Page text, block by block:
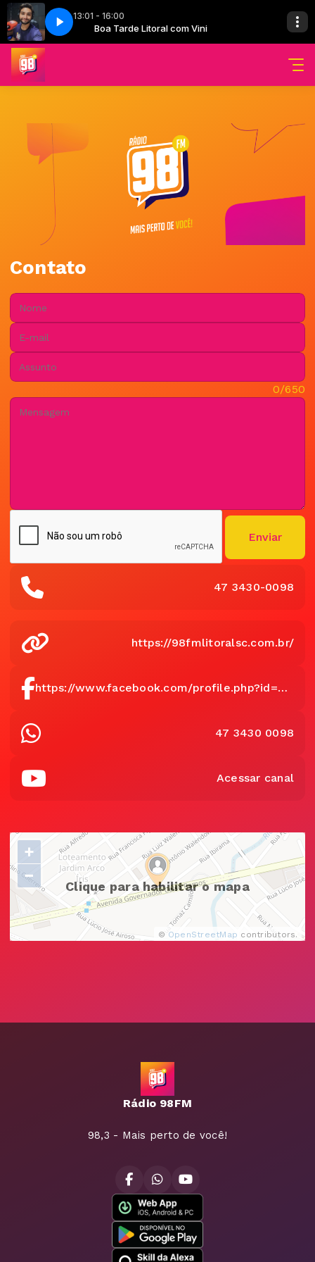
13:01 - 16:00
Boa Tarde Litoral com Vini
Contato
Nome:
E-mail:
Assunto:
0/650
Enviar
47 3430-0098
https://98fmlitoralsc.com.br/
https://www.facebook.com/profile.php?id=61557625808703
47 3430 0098
Acessar canal
Clique para habilitar o mapa
+
−
© OpenStreetMap contributors.
Rádio 98FM
98,3 - Mais perto de você!